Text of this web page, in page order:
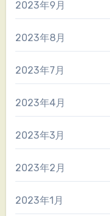
2023年9月
2023年8月
2023年7月
2023年4月
2023年3月
2023年2月
2023年1月